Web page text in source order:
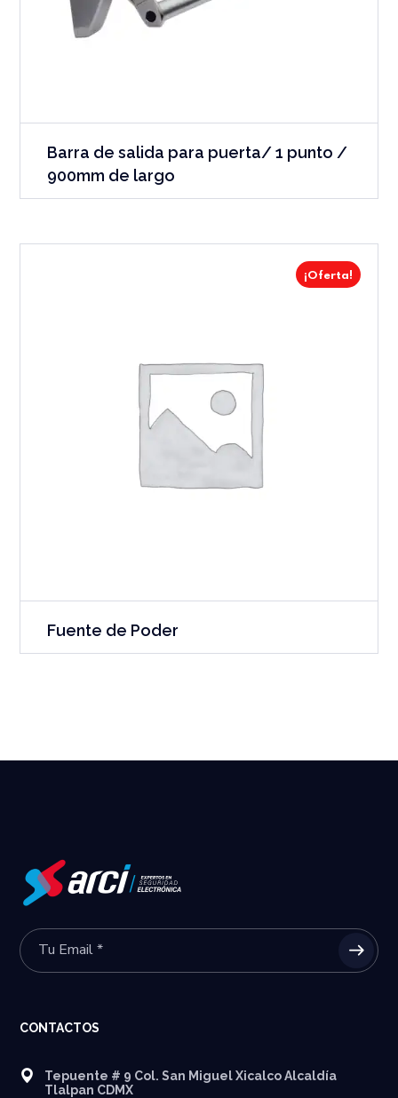
Barra de salida para puerta/ 1 punto /
900mm de largo
¡Oferta!
Fuente de Poder
CONTACTOS
Tepuente # 9 Col. San Miguel Xicalco Alcaldía
Tlalpan CDMX